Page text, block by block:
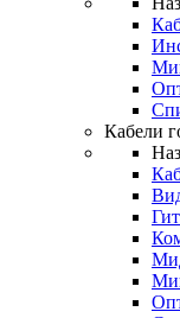
Кабели